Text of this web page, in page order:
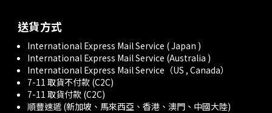
送貨方式
International Express Mail Service ( Japan )
International Express Mail Service (Australia )
International Express Mail Service（US , Canada）
7-11 取貨不付款 (C2C)
7-11 取貨付款 (C2C)
順豐速遞 (新加坡、馬來西亞、香港、澳門、中國大陸)